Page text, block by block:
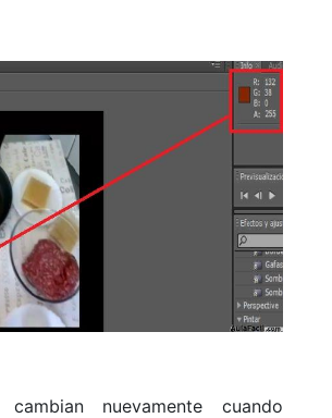
nuevamente cuando